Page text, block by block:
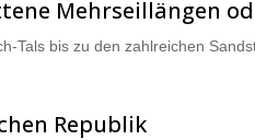
Mehrseillängen
Republik